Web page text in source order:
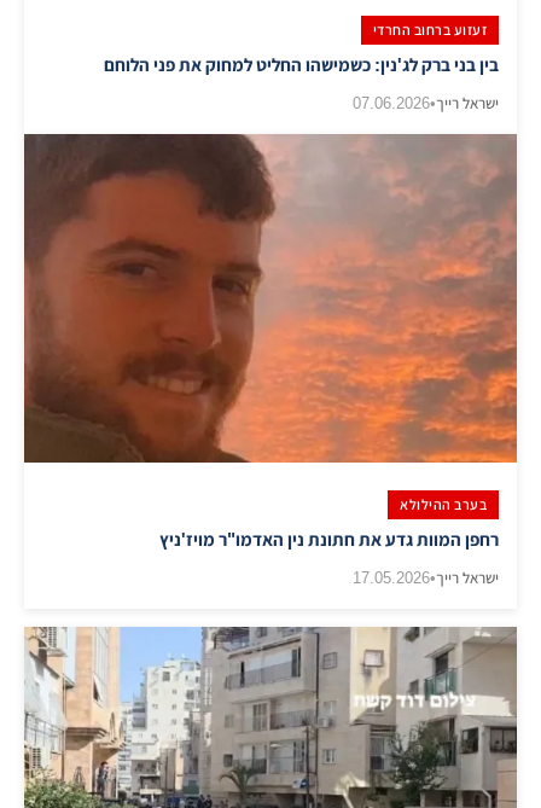
זעזוע ברחוב החרדי
בין בני ברק לג'נין: כשמישהו החליט למחוק את פני הלוחם
ישראל רייך•
07.06.2026
בערב ההילולא
רחפן המוות גדע את חתונת נין האדמו"ר מויז'ניץ
ישראל רייך•
17.05.2026